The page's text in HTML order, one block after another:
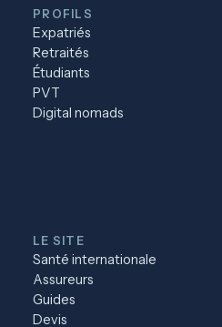
PROFILS
Expatriés
Retraités
Étudiants
PVT
Digital nomads
LE SITE
Santé internationale
Assureurs
Guides
Devis